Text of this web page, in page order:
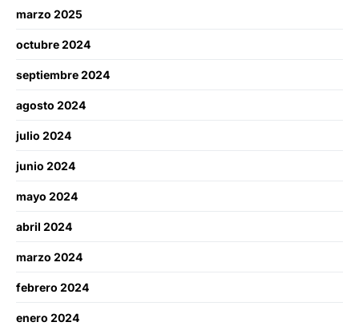
marzo 2025
octubre 2024
septiembre 2024
agosto 2024
julio 2024
junio 2024
mayo 2024
abril 2024
marzo 2024
febrero 2024
enero 2024